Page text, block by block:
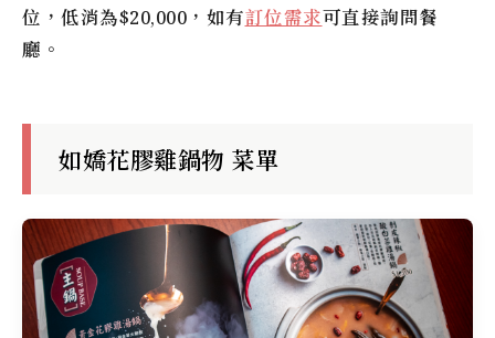
位，低消為$20,000，如有訂位需求可直接詢問餐
廳。
如嬌花膠雞鍋物 菜單